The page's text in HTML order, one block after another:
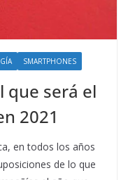
SMARTPHONES
que será el
2021
en todos los años
de lo que